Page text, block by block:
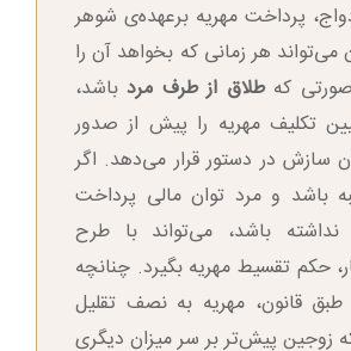
پرداخت مهریه برعهده‌ی شوهر
می‌تواند هر زمانی که بخواهد آن را
صورتی کهطلاق از طرف مردباشد،
تکلیف مهریه را پیش از صدور
سازش در دستور قرار می‌دهد. اگر
باشد و مرد توان مالی پرداخت
باشد، می‌تواند با طرح
حکم تقسیط مهریه بگیرد. چنانچه
طبق قانون، مهریه به نصف تقلیل
زوجین پیش‌تر بر سر میزان دیگری